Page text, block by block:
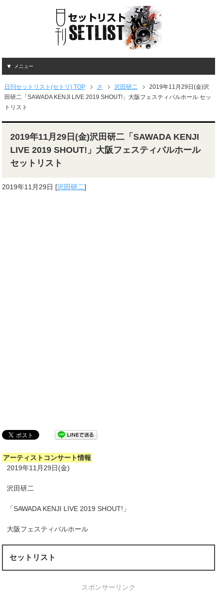
メニュー
日刊セットリスト(セトリ) TOP さ 沢田研二
2019年11月29日(金)沢
田研二「SAWADA KENJI LIVE 2019 SHOUT!」大阪フェスティバルホール セッ
トリスト
2019年11月29日(金)沢田研二「SAWADA KENJI
LIVE 2019 SHOUT!」大阪フェスティバルホール
セットリスト
2019年11月29日 [沢田研二]
アーティストコンサート情報
2019年11月29日(金)
沢田研二
「SAWADA KENJI LIVE 2019 SHOUT!」
大阪フェスティバルホール
セットリスト
スポンサーリンク